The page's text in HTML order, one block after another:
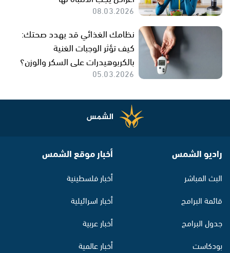
08.03.2026
نظامك الغذائي قد يهدد صحتك:
كيف تؤثر الوجبات الغنية
بالكربوهيدرات على السكر والوزن؟
05.03.2026
راديو الشمس
البث المباشر
قائمة البرامج
جدول البرامج
بودكاست
أخبار موقع الشمس
أخبار فلسطينية
أخبار اسرائيلية
أخبار عربية
أخبار عالمية